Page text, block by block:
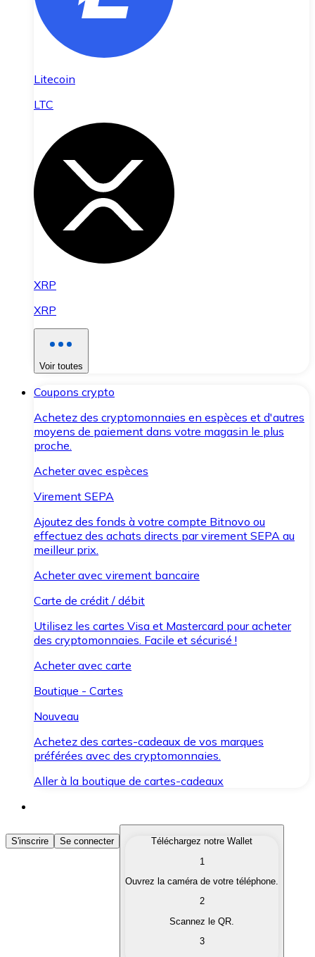
Litecoin
LTC
XRP
XRP
Voir toutes
Coupons crypto
Achetez des cryptomonnaies en espèces et d'autres
moyens de paiement dans votre magasin le plus
proche.
Acheter avec espèces
Virement SEPA
Ajoutez des fonds à votre compte Bitnovo ou
effectuez des achats directs par virement SEPA au
meilleur prix.
Acheter avec virement bancaire
Carte de crédit / débit
Utilisez les cartes Visa et Mastercard pour acheter
des cryptomonnaies. Facile et sécurisé !
Acheter avec carte
Boutique - Cartes
Nouveau
Achetez des cartes-cadeaux de vos marques
préférées avec des cryptomonnaies.
Aller à la boutique de cartes-cadeaux
Acheter des Cryptomonnaies
Achetez les cryptomonnaies qui vous intéressent
Convertissez vos cryptomonnaies en monnaie
S'inscrire Se connecter
Téléchargez notre Wallet
1
Ouvrez la caméra de votre téléphone.
2
Scannez le QR.
3